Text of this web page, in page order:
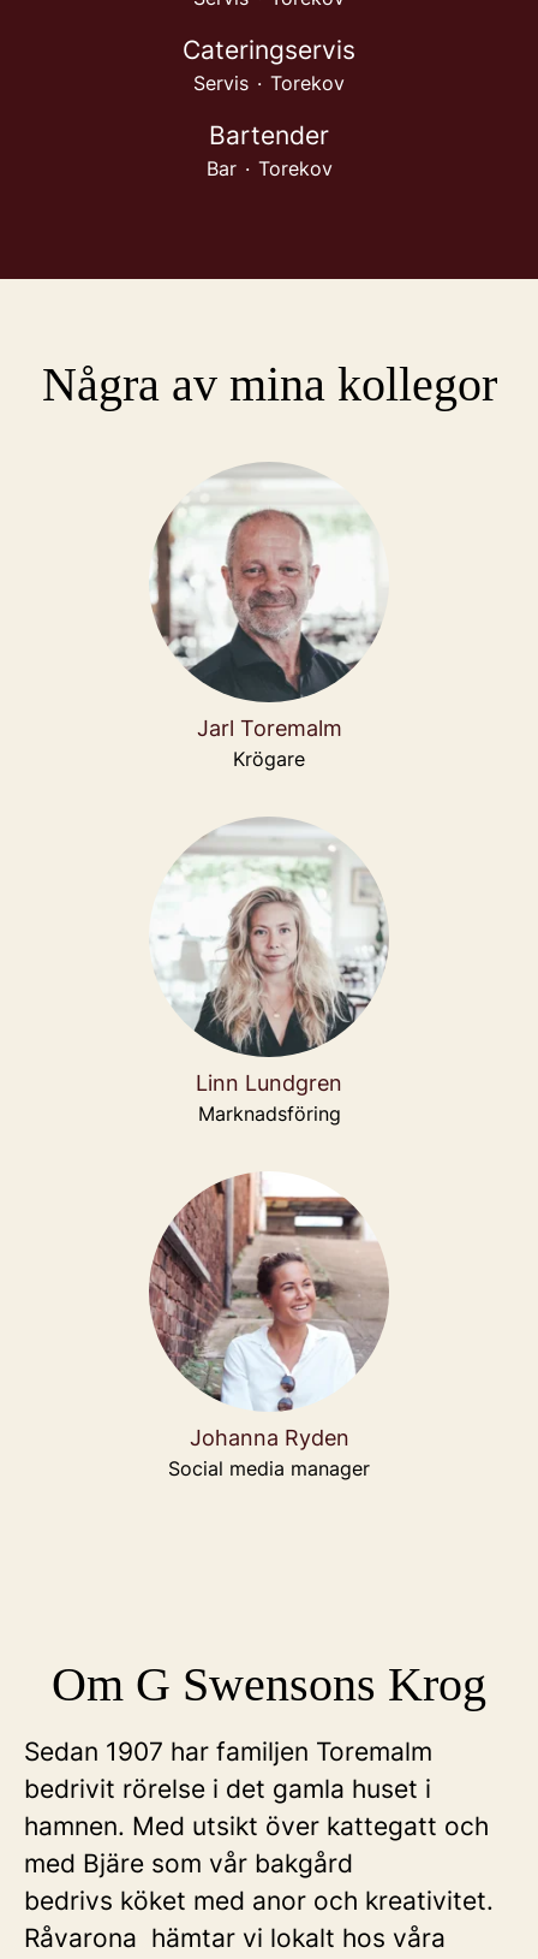
Cateringservis
Servis · Torekov
Bartender
Bar · Torekov
Några av mina kollegor
Jarl Toremalm
Krögare
Linn Lundgren
Marknadsföring
Johanna Ryden
Social media manager
Om G Swensons Krog
Sedan 1907 har familjen Toremalm
bedrivit rörelse i det gamla huset i
hamnen. Med utsikt över kattegatt och
med Bjäre som vår bakgård
bedrivs köket med anor och kreativitet.
Råvarona hämtar vi lokalt hos våra